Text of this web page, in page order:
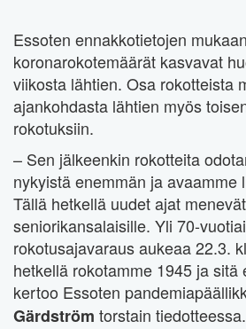
Essoten ennakkotietojen mukaan
koronarokotemäärät kasvavat
viikosta lähtien. Osa rokotteista
ajankohdasta lähtien myös
rokotuksiin.
– Sen jälkeenkin rokotteita
nykyistä enemmän ja avaamme
Tällä hetkellä uudet ajat menevät
seniorikansalaisille. Yli 70-
rokotusajavaraus aukeaa 22.3.
hetkellä rokotamme 1945 ja sitä
kertoo Essoten
Gärdström torstain tiedotteessa.